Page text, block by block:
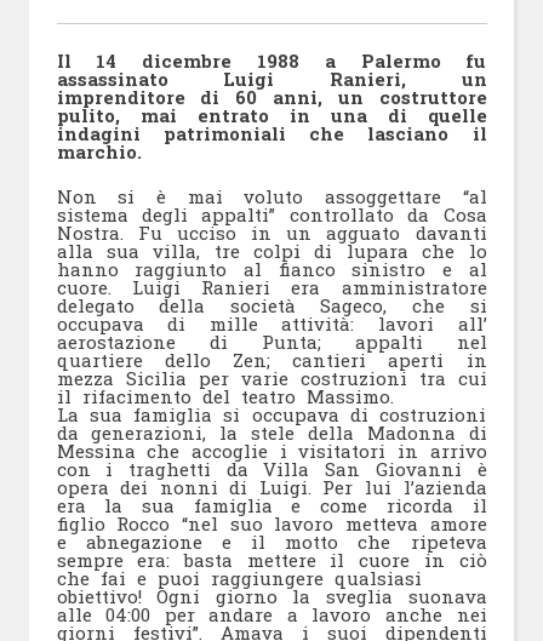
Il 14 dicembre 1988 a Palermo fu
assassinato Luigi Ranieri, un
imprenditore di 60 anni, un costruttore
pulito, mai entrato in una di quelle
indagini patrimoniali che lasciano il
marchio.
Non si è mai voluto assoggettare “al
sistema degli appalti” controllato da Cosa
Nostra. Fu ucciso in un agguato davanti
alla sua villa, tre colpi di lupara che lo
hanno raggiunto al fianco sinistro e al
cuore. Luigi Ranieri era amministratore
delegato della società Sageco, che si
occupava di mille attività: lavori all’
aerostazione di Punta; appalti nel
quartiere dello Zen; cantieri aperti in
mezza Sicilia per varie costruzioni tra cui
il rifacimento del teatro Massimo.
La sua famiglia si occupava di costruzioni
da generazioni, la stele della Madonna di
Messina che accoglie i visitatori in arrivo
con i traghetti da Villa San Giovanni è
opera dei nonni di Luigi. Per lui l’azienda
era la sua famiglia e come ricorda il
figlio Rocco “nel suo lavoro metteva amore
e abnegazione e il motto che ripeteva
sempre era: basta mettere il cuore in ciò
che fai e puoi raggiungere qualsiasi
obiettivo! Ogni giorno la sveglia suonava
alle 04:00 per andare a lavoro anche nei
giorni festivi”. Amava i suoi dipendenti